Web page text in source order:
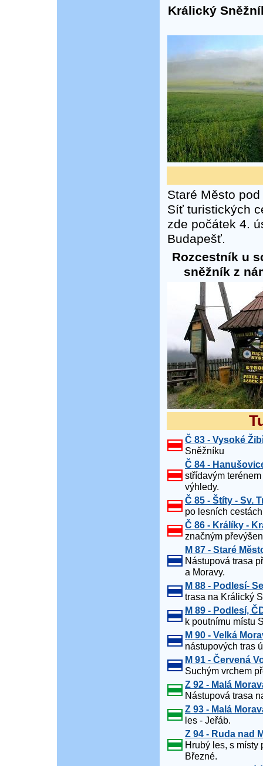
Králický
Staré Město
Síť turistických
zde počátek 4.
Budapešť.
Rozcestník u
sněžník z
Č 83 - Vysoké
Sněžníku
Č 84 -
střídavým
výhledy.
Č 85 - Štíty - Sv.
po lesních
Č 86 - Králíky -
značným
M 87 - Staré
Nástupová trasa
a Moravy.
M 88 - Podlesí-
trasa na Králický
M 89 - Podlesí,
k poutnímu místu
M 90 - Velká
nástupových tras
M 91 - Červená
Suchým vrchem
Z 92 - Malá
Nástupová trasa
Z 93 - Malá
les - Jeřáb.
Z 94 - Ruda nad
Hrubý les, s místy
Březné.